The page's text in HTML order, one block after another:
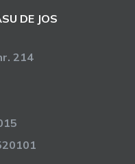
DE JOS
214